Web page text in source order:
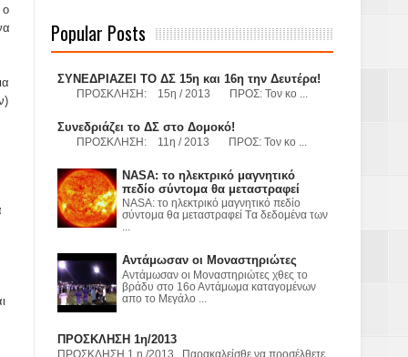
με σκοπό
ΧΥΤΑ»
ο
Popular Posts
ΣΥΝΕΔΡΙΑΖΕΙ ΤΟ ΔΣ 15η και 16η την Δευτέρα!
ΠΡΟΣΚΛΗΣΗ: 15η / 2013 ΠΡΟΣ: Τον κο ...
Συνεδριάζει το ΔΣ στο Δομοκό!
ΠΡΟΣΚΛΗΣΗ: 11η / 2013 ΠΡΟΣ: Τον κο ...
NASA: το ηλεκτρικό μαγνητικό
πεδίο σύντομα θα μεταστραφεί
NASA: το ηλεκτρικό μαγνητικό πεδίο
σύντομα θα μεταστραφεί Tα δεδομένα των
Αντάμωσαν οι Μοναστηριώτες
Αντάμωσαν οι Μοναστηριώτες χθες το
βράδυ στο 16ο Αντάμωμα καταγομένων
απο το Μεγάλο ...
ΠΡΟΣΚΛΗΣΗ 1η/2013
ΠΡΟΣΚΛΗΣΗ 1 η /2013 Παρακαλείσθε να προσέλθετε